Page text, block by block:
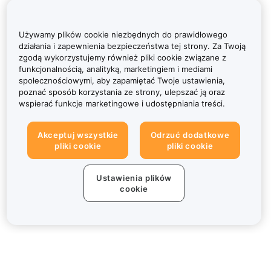
Używamy plików cookie niezbędnych do prawidłowego
działania i zapewnienia bezpieczeństwa tej strony. Za Twoją
zgodą wykorzystujemy również pliki cookie związane z
funkcjonalnością, analityką, marketingiem i mediami
społecznościowymi, aby zapamiętać Twoje ustawienia,
poznać sposób korzystania ze strony, ulepszać ją oraz
wspierać funkcje marketingowe i udostępniania treści.
Akceptuj wszystkie
pliki cookie
Odrzuć dodatkowe
pliki cookie
Ustawienia plików
cookie